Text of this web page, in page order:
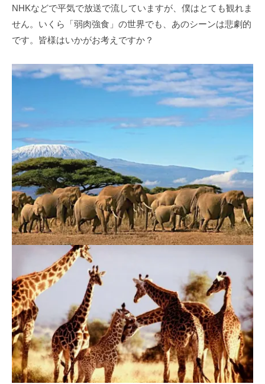
NHKなどで平気で放送で流していますが、僕はとても観れま
せん。いくら「弱肉強食」の世界でも、あのシーンは悲劇的
です。皆様はいかがお考えですか？